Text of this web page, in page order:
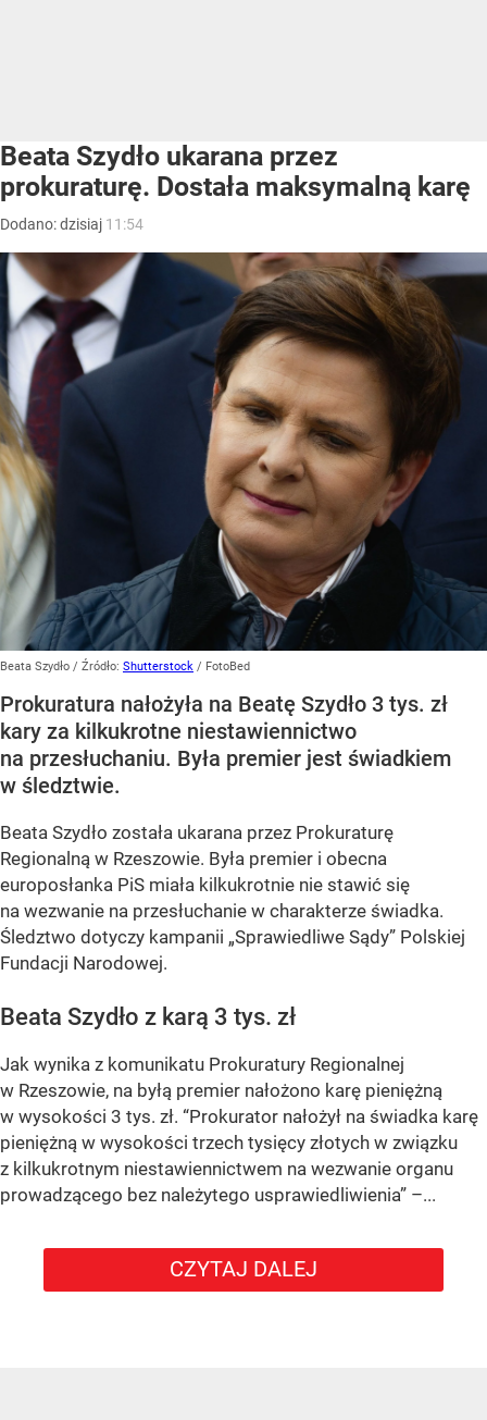
Beata Szydło ukarana przez
prokuraturę. Dostała maksymalną karę
Dodano:dzisiaj 11:54
Beata Szydło / Źródło: Shutterstock / FotoBed
Prokuratura nałożyła na Beatę Szydło 3 tys. zł
kary za kilkukrotne niestawiennictwo
na przesłuchaniu. Była premier jest świadkiem
w śledztwie.
Beata Szydło została ukarana przez Prokuraturę
Regionalną w Rzeszowie. Była premier i obecna
europosłanka PiS miała kilkukrotnie nie stawić się
na wezwanie na przesłuchanie w charakterze świadka.
Śledztwo dotyczy kampanii „Sprawiedliwe Sądy” Polskiej
Fundacji Narodowej.
Beata Szydło z karą 3 tys. zł
Jak wynika z komunikatu Prokuratury Regionalnej
w Rzeszowie, na byłą premier nałożono karę pieniężną
w wysokości 3 tys. zł. “Prokurator nałożył na świadka karę
pieniężną w wysokości trzech tysięcy złotych w związku
z kilkukrotnym niestawiennictwem na wezwanie organu
prowadzącego bez należytego usprawiedliwienia” –...
CZYTAJ DALEJ